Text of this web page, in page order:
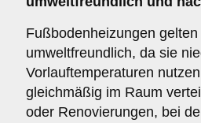
Fußbodenheizungen
umweltfreundlich, da sie
Vorlauftemperaturen
gleichmäßig im Raum
oder Renovierungen, bei